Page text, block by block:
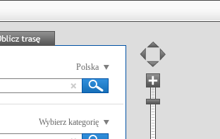
Polska
Wybierz kategorię